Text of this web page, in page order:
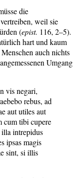
die
weil sie
(epist. 116, 2–5).
hart und kaum
auch nichts
Umgang
vis negari,
rebus, ad
aut utiles aut
cum tibi cupere
intrepidus
ipsas magis
sint, si illis